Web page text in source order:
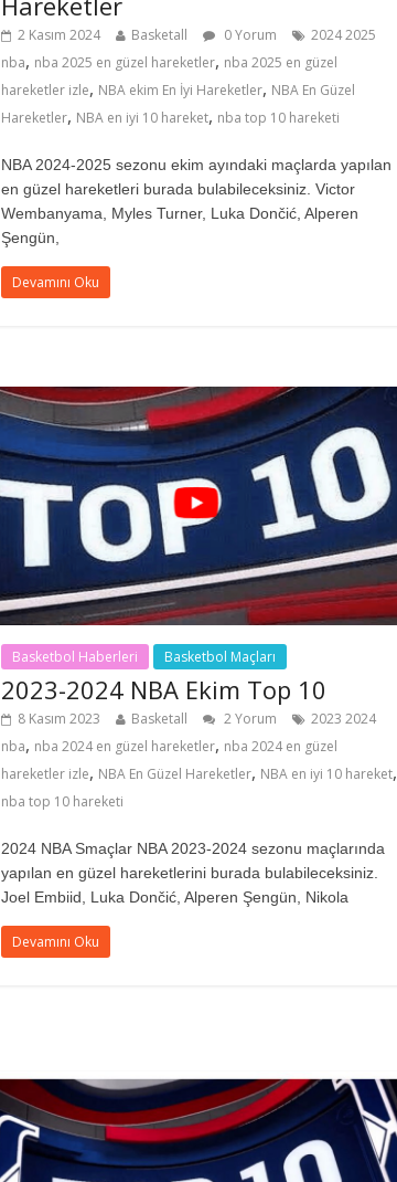
2 Kasım 2024 Basketall 0 Yorum
2024 2025
nba, nba 2025 en güzel hareketler, nba 2025 en güzel
hareketler izle, NBA ekim En İyi Hareketler, NBA En Güzel
Hareketler, NBA en iyi 10 hareket, nba top 10 hareketi
NBA 2024-2025 sezonu ekim ayındaki maçlarda yapılan
en güzel hareketleri burada bulabileceksiniz. Victor
Wembanyama, Myles Turner, Luka Dončić, Alperen
Şengün,
Devamını Oku
Basketbol Haberleri Basketbol Maçları
2023-2024 NBA Ekim Top 10
8 Kasım 2023 Basketall 2 Yorum
2023 2024
nba, nba 2024 en güzel hareketler, nba 2024 en güzel
hareketler izle, NBA En Güzel Hareketler, NBA en iyi 10 hareket,
nba top 10 hareketi
2024 NBA Smaçlar NBA 2023-2024 sezonu maçlarında
yapılan en güzel hareketlerini burada bulabileceksiniz.
Joel Embiid, Luka Dončić, Alperen Şengün, Nikola
Devamını Oku